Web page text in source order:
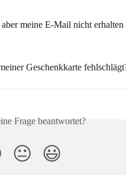
meine E-Mail nicht
Geschenkkarte
Frage beantwortet?
😐 😃